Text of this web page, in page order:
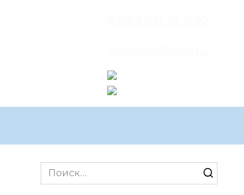
Search
for: